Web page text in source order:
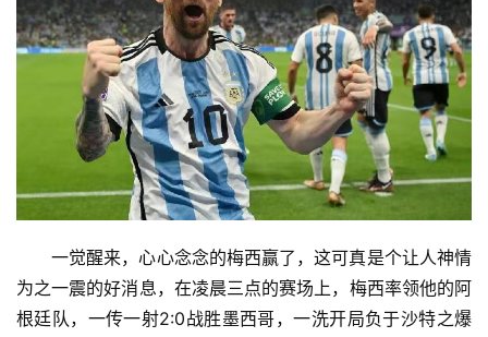
一觉醒来，心心念念的梅西赢了，这可真是个让人神情
为之一震的好消息，在凌晨三点的赛场上，梅西率领他的阿
根廷队，一传一射2:0战胜墨西哥，一洗开局负于沙特之爆